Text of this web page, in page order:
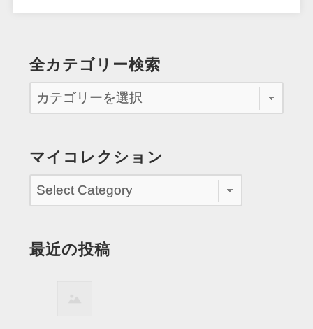
全カテゴリー検索
マイコレクション
最近の投稿